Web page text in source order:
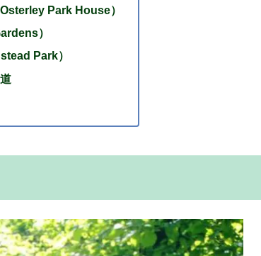
Park House）
）
Park）